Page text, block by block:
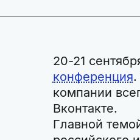
20-21
конференция.
компании
Вконтакте.
Главной